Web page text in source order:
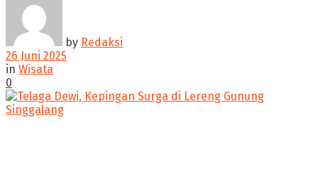
by Redaksi
26 Juni 2025
in Wisata
0